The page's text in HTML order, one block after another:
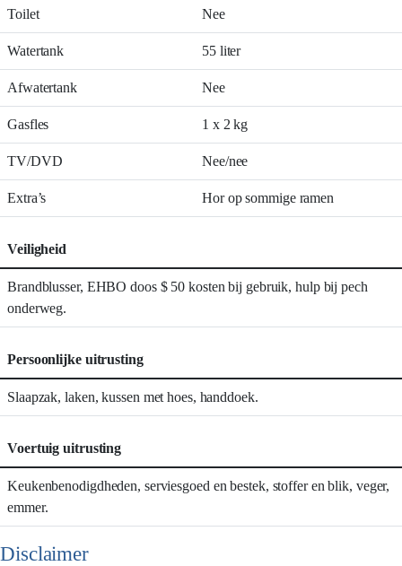
Toilet Nee
Watertank 55 liter
Afwatertank Nee
Gasfles 1 x 2 kg
TV/DVD Nee/nee
Extra’s Hor op sommige ramen
Veiligheid
Brandblusser, EHBO doos $ 50 kosten bij gebruik, hulp bij pech
onderweg.
Persoonlijke uitrusting
Slaapzak, laken, kussen met hoes, handdoek.
Voertuig uitrusting
Keukenbenodigdheden, serviesgoed en bestek, stoffer en blik, veger,
emmer.
Disclaimer